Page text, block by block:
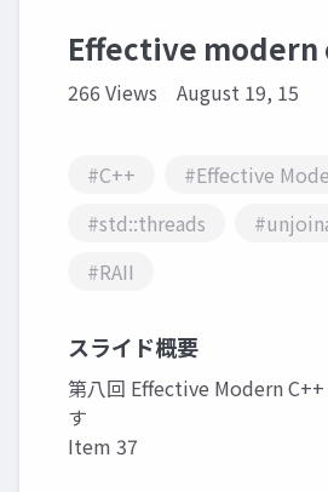
Effective modern
266 Views August 19, 15
#C++
#Effective
#std::threads
#RAII
スライド概要
第八回 Effective Modern
す
Item 37